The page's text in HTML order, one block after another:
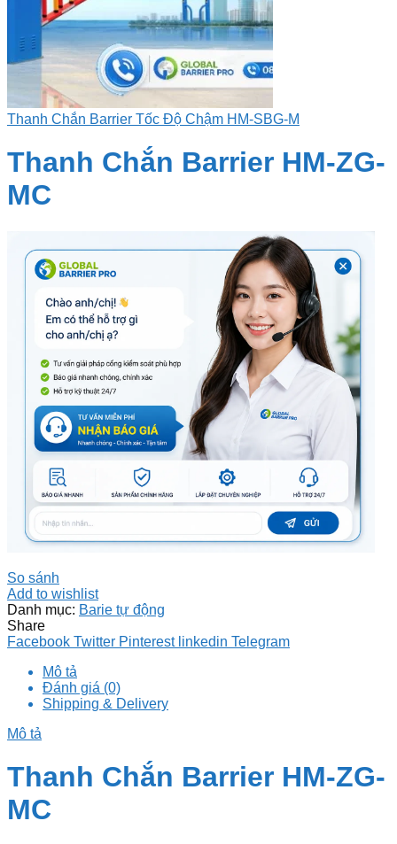
Thanh Chắn Barrier Tốc Độ Chậm HM-SBG-M
Thanh Chắn Barrier HM-ZG-
MC
So sánh
Add to wishlist
Danh mục: Barie tự động
Share
Facebook Twitter Pinterest linkedin Telegram
Mô tả
Đánh giá (0)
Shipping & Delivery
Mô tả
Thanh Chắn Barrier HM-ZG-
MC